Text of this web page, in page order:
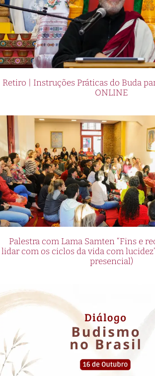
Retiro | Instruções Práticas do Buda
ONLINE
Palestra com Lama Samten “Fins e
lidar com os ciclos da vida com
presencial)